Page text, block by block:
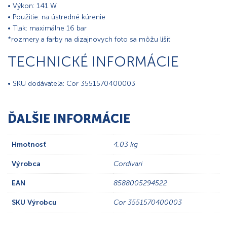
• Výkon: 141 W
• Použitie: na ústredné kúrenie
• Tlak: maximálne 16 bar
*rozmery a farby na dizajnovych foto sa môžu líšiť
TECHNICKÉ INFORMÁCIE
• SKU dodávateľa: Cor 3551570400003
ĎALŠIE INFORMÁCIE
Hmotnosť 4,03 kg
Výrobca Cordivari
EAN 8588005294522
SKU Výrobcu Cor 3551570400003